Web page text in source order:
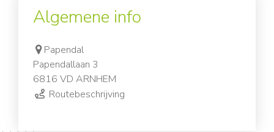
Algemene info
Papendal
Papendallaan 3
6816 VD ARNHEM
Routebeschrijving